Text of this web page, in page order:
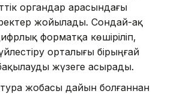
органдар арасындағы
жойылады. Сондай-ақ
форматқа көшіріліп,
орталығы бірыңғай
жүзеге асырады.
жобасы дайын болғаннан